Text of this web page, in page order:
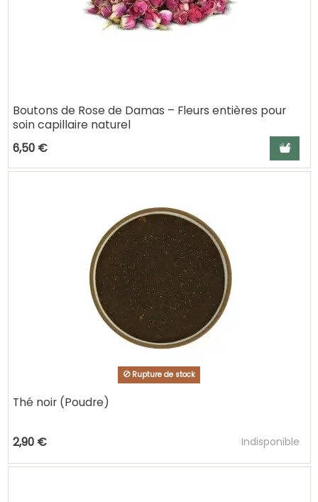
Boutons de Rose de Damas – Fleurs entières pour
soin capillaire naturel
6,50 €
Ajouter
Rupture de stock
Thé noir (Poudre)
2,90 € Indisponible
Ajouter au